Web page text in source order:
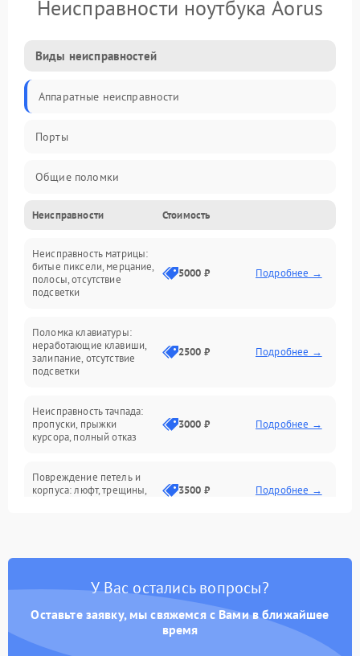
Неисправности ноутбука Aorus
Виды неисправностей
Аппаратные неисправности
Порты
Общие поломки
Устройства
Программные ошибки
Электрические и системные сбои
Интерфейсные проблемы
Батарея
Сеть и интернет
Неисправности Стоимость
Неисправность матрицы:
битые пиксели, мерцание,
полосы, отсутствие
подсветки
5000 ₽ Подробнее →
Поломка клавиатуры:
неработающие клавиши,
залипание, отсутствие
подсветки
2500 ₽ Подробнее →
Неисправность тачпада:
пропуски, прыжки
курсора, полный отказ
3000 ₽ Подробнее →
Повреждение петель и
корпуса: люфт, трещины,
3500 ₽ Подробнее →
быстрая разрядка,
Неисправность зарядного
питания
2000 ₽ Подробнее →
У Вас остались вопросы?
Оставьте заявку, мы свяжемся с Вами в ближайшее
время